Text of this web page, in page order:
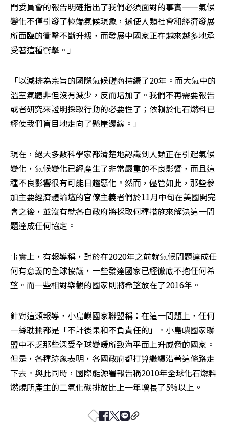
門委員會的報告明確指出了我們必須面對的事實——氣候
變化不僅引發了極端氣候現象，還使人類社會和經濟發展
所面臨的衝擊不斷升級，而發展中國家正在越來越多地承
受著這種衝擊。」
「以減排為宗旨的國際氣候磋商持續了20年。而大氣中的
溫室氣體非但沒有減少，反而增加了。我們不再需要報告
或者研究來證明採取行動的必要性了；依賴於化石燃料已
經使我們盲目地走向了懸崖邊緣。」
現在，絕大多數科學家都清楚地認識到人類正在引起氣候
變化，氣候變化已經產生了非常嚴重的不良影響，而且這
種不良影響很有可能日趨惡化。然而，儘管如此，那些參
加主要經濟體論壇的官僚主義者們於11月中旬在美國開完
會之後，並沒有就各自政府將採取何種措施來解決這一問
題達成任何協定。
事實上，有報導稱，對於在2020年之前就氣候問題達成任
何有意義的全球協議，一些發達國家已經徹底不抱任何希
望。而一些相對樂觀的國家則將希望放在了2016年。
針對這類報導，小島嶼國家聯盟稱：在這一問題上，任何
一絲耽擱都是「不計後果和不負責任的」。小島嶼國家聯
盟中不乏那些深受全球變暖所致海平面上升威脅的國家。
但是，各種跡象表明，各國政府都打算繼續沿著這條路走
下去。與此同時，國際能源署報告稱2010年全球化石燃料
燃燒所產生的二氧化碳排放比上一年增長了5%以上。